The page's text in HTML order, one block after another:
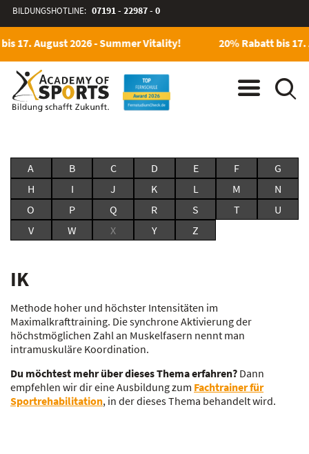
BILDUNGSHOTLINE: 07191 - 22987 - 0
17. August 2026 - Summer Vitality! 20% Rabatt bis
A B C D E F
G
H
I J K L M
N
O
P Q R S T
U
V
W X Y Z
IK
Methode hoher und höchster Intensitäten im
Maximalkrafttraining. Die synchrone Aktivierung der
höchstmöglichen Zahl an Muskelfasern nennt man
intramuskuläre Koordination.
Du möchtest mehr über dieses Thema erfahren? Dann
empfehlen wir dir eine Ausbildung zum Fachtrainer für
Sportrehabilitation, in der dieses Thema behandelt wird.